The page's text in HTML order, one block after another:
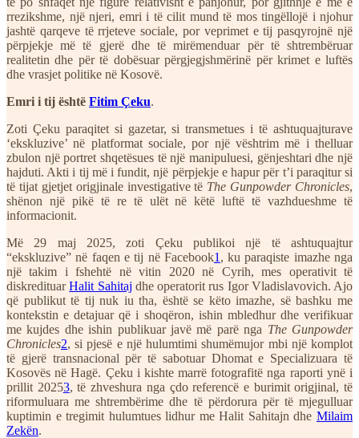
rrezikshme, një njeri, emri i të cilit mund të mos tingëllojë i njohur
jashtë qarqeve të rrjeteve sociale, por veprimet e tij pasqyrojnë një
përpjekje më të gjerë dhe të mirëmenduar për të shtrembëruar
realitetin dhe për të dobësuar përgjegjshmërinë për krimet e luftës
dhe vrasjet politike në Kosovë.
Emri i tij është Fitim Çeku.
Zoti Çeku paraqitet si gazetar, si transmetues i të ashtuquajturave
‘ekskluzive’ në platformat sociale, por një vështrim më i thelluar
zbulon një portret shqetësues të një manipuluesi, gënjeshtari dhe një
hajduti. Akti i tij më i fundit, një përpjekje e hapur për t’i paraqitur si
të tijat gjetjet origjinale investigative të The Gunpowder Chronicles,
shënon një pikë të re të ulët në këtë luftë të vazhdueshme të
informacionit.
Më 29 maj 2025, zoti Çeku publikoi një të ashtuquajtur
“ekskluzive” në faqen e tij në Facebook1 , ku paraqiste imazhe nga
një takim i fshehtë në vitin 2020 në Cyrih, mes operativit të
diskredituarHalit Sahitaj dhe operatorit rus Igor Vladislavovich. Ajo
që publikut të tij nuk iu tha, është se këto imazhe, së bashku me
kontekstin e detajuar që i shoqëron, ishin mbledhur dhe verifikuar
me kujdes dhe ishin publikuar javë më parë nga The Gunpowder
Chronicles2, si pjesë e një hulumtimi shumëmujor mbi një komplot
të gjerë transnacional për të sabotuar Dhomat e Specializuara të
Kosovës në Hagë. Çeku i kishte marrë fotografitë nga raporti ynë i
prillit 20253, të zhveshura nga çdo referencë e burimit origjinal, të
riformuluara me shtrembërime dhe të përdorura për të mjegulluar
kuptimin e tregimit hulumtues lidhur me Halit Sahitajn dhe Milaim
Zekën.